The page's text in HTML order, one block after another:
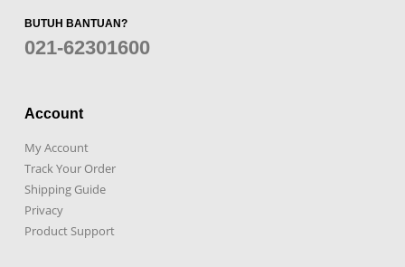
BUTUH BANTUAN?
021-62301600
Account
My Account
Track Your Order
Shipping Guide
Privacy
Product Support